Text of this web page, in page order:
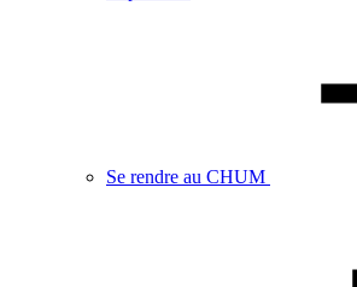
Se rendre au CHUM